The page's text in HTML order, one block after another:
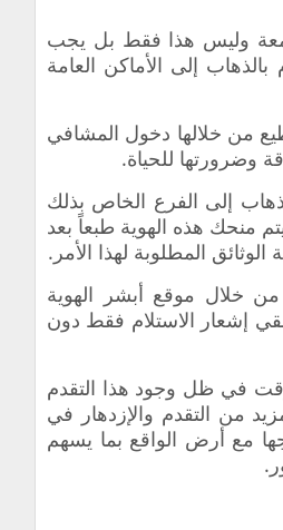
وليس هذا فقط بل يجب
إلى الأماكن العامة
من خلالها دخول المشافي
وضرورتها للحياة.
إلى الفرع الخاص بذلك
منحك هذه الهوية طبعاً بعد
المطلوبة لهذا الأمر.
من خلال موقع أبشر الهوية
إشعار الاستلام فقط دون
في ظل وجود هذا التقدم
من التقدم والإزدهار في
مع أرض الواقع بما يسهم